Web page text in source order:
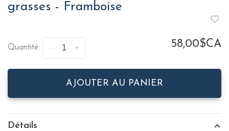
grasses - Framboise
Quantité: +
- 58,00$CA
AJOUTER AU PANIER
Détails